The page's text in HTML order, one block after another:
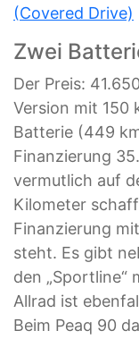
(Covered Drive)
Zwei
Der Preis:
Version mit 150
Batterie (449
Finanzierung
vermutlich auf
Kilometer
Finanzierung
steht. Es gibt
den „Sportline“
Allrad ist
Beim Peaq 90